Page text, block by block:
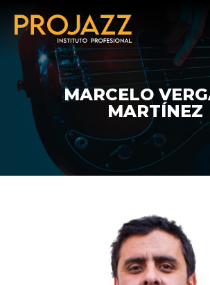
MARCELO
MARTÍNEZ